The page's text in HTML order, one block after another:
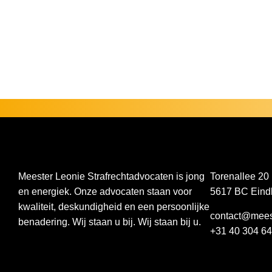
Meester Leonie Strafrechtadvocaten is jong
en energiek. Onze advocaten staan voor
kwaliteit, deskundigheid en een persoonlijke
benadering. Wij staan u bij. Wij staan bij u.
Torenallee 20
5617 BC
+31 40 304